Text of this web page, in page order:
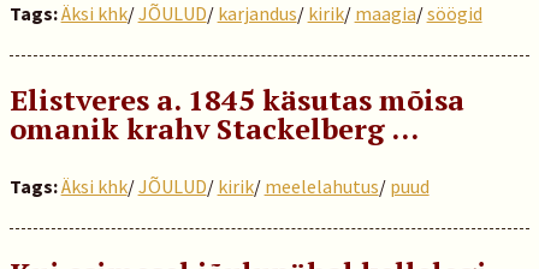
Tags:Äksi khk/JÕULUD/ karjandus/ kirik/ maagia/söögid
Elistveres a. 1845 käsutas mõisa
omanik krahv Stackelberg …
Tags:Äksi khk/JÕULUD/ kirik/ meelelahutus/ puud